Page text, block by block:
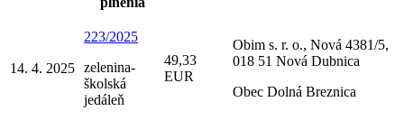
14. 4. 2025
223/2025
zelenina-
školská
jedáleň
49,33
EUR
Obim s. r. o., Nová 4381/5,
018 51 Nová Dubnica
Obec Dolná Breznica